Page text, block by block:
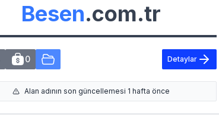
Besen.com.tr
0 Detaylar
Alan adının son güncellemesi 1 hafta önce